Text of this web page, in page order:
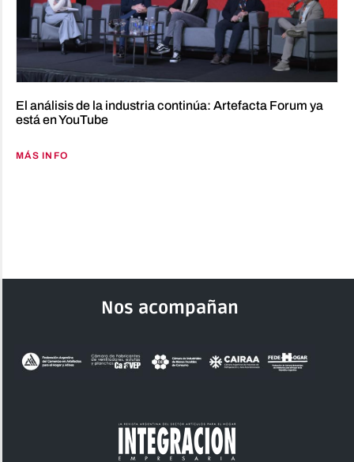
El análisis de la industria continúa: Artefacta Forum ya
está en YouTube
MÁS INFO
Nos acompañan